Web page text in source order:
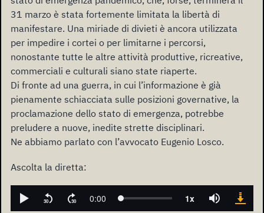
31 marzo è stata fortemente limitata la libertà di
manifestare. Una miriade di divieti è ancora utilizzata
per impedire i cortei o per limitarne i percorsi,
nonostante tutte le altre attività produttive, ricreative,
commerciali e culturali siano state riaperte.
Di fronte ad una guerra, in cui l’informazione è già
pienamente schiacciata sulle posizioni governative, la
proclamazione dello stato di emergenza, potrebbe
preludere a nuove, inedite strette disciplinari.
Ne abbiamo parlato con l’avvocato Eugenio Losco.
Ascolta la diretta: